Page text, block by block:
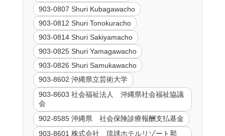
903-0807 Shuri Kubagawacho
903-0812 Shuri Tonokuracho
903-0814 Shuri Sakiyamacho
903-0825 Shuri Yamagawacho
903-0826 Shuri Samukawacho
903-8602 沖縄県立芸術大学
903-8603 社会福祉法人 沖縄県社会福祉協議
会
902-8585 沖縄県 社会保険診療報酬支払基金
903-8601 株式会社 琉球ホテルリゾート那